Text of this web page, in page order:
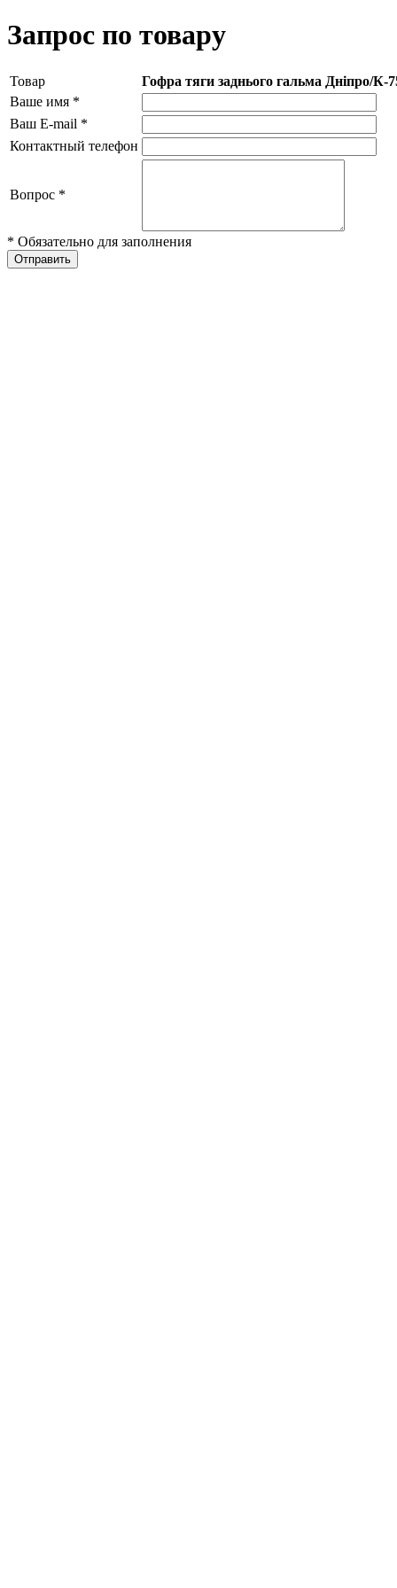
Запрос по товару
Товар
Гофра тяги заднього гальма Дніпро/К-
Ваше имя *
Ваш E-mail *
Контактный телефон
Вопрос *
* Обязательно для заполнения
Отправить